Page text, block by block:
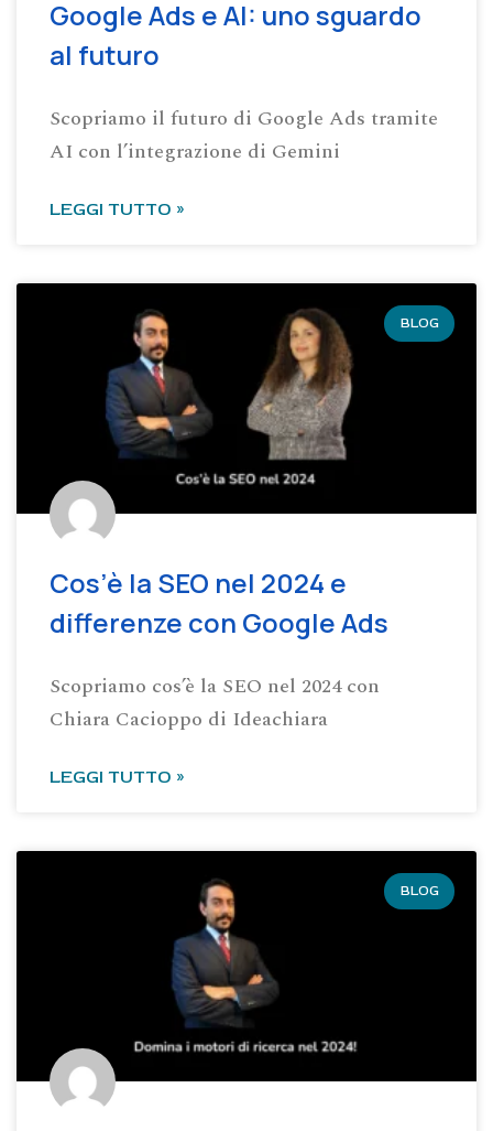
Google Ads e AI: uno sguardo
al futuro
Scopriamo il futuro di Google Ads tramite
AI con l’integrazione di Gemini
LEGGI TUTTO »
BLOG
Cos’è la SEO nel 2024 e
differenze con Google Ads
Scopriamo cos’è la SEO nel 2024 con
Chiara Cacioppo di Ideachiara
LEGGI TUTTO »
BLOG